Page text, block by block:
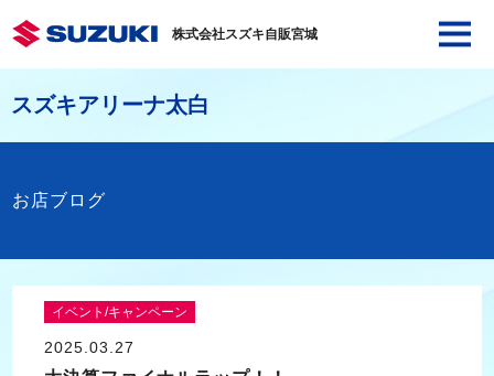
株式会社スズキ自販宮城
スズキアリーナ太白
お店ブログ
イベント/キャンペーン
2025.03.27